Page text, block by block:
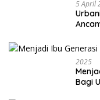
5 April
2025
Bagi